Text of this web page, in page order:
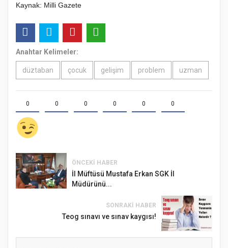
Kaynak: Milli Gazete
Anahtar Kelimeler:
düztaban çocuk gelişim problem uzman
0 0 0 0 0 0
ÖNCEKI HABER
İl Müftüsü Mustafa Erkan SGK İl
Müdürünü...
SONRAKI HABER
Teog sınavı ve sınav kaygısı!